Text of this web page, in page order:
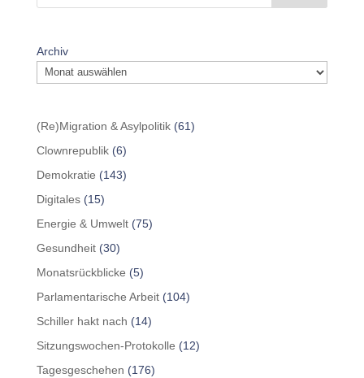
Archiv
(Re)Migration & Asylpolitik(61)
Clownrepublik(6)
Demokratie (143)
Digitales(15)
Energie & Umwelt(75)
Gesundheit(30)
Monatsrückblicke (5)
Parlamentarische Arbeit(104)
Schiller hakt nach (14)
Sitzungswochen-Protokolle (12)
Tagesgeschehen (176)